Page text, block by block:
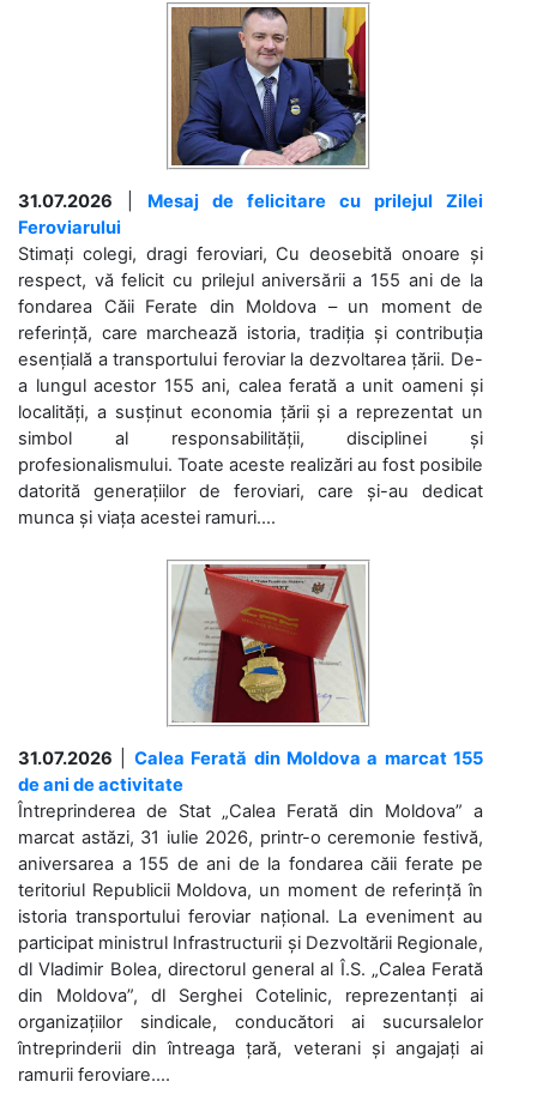
31.07.2026
Mesaj de felicitare cu prilejul Zilei
Feroviarului
Stimați colegi, dragi feroviari, Cu deosebită onoare și
respect, vă felicit cu prilejul aniversării a 155 ani de la
fondarea Căii Ferate din Moldova – un moment de
referință, care marchează istoria, tradiția și contribuția
esențială a transportului feroviar la dezvoltarea țării. De-
a lungul acestor 155 ani, calea ferată a unit oameni și
localități, a susținut economia țării și a reprezentat un
simbol al responsabilității, disciplinei și
profesionalismului. Toate aceste realizări au fost posibile
datorită generațiilor de feroviari, care și-au dedicat
munca și viața acestei ramuri....
31.07.2026
Calea Ferată din Moldova a marcat 155
de ani de activitate
Întreprinderea de Stat „Calea Ferată din Moldova” a
marcat astăzi, 31 iulie 2026, printr-o ceremonie festivă,
aniversarea a 155 de ani de la fondarea căii ferate pe
teritoriul Republicii Moldova, un moment de referință în
istoria transportului feroviar național. La eveniment au
participat ministrul Infrastructurii și Dezvoltării Regionale,
dl Vladimir Bolea, directorul general al Î.S. „Calea Ferată
din Moldova”, dl Serghei Cotelinic, reprezentanți ai
organizațiilor sindicale, conducători ai sucursalelor
întreprinderii din întreaga țară, veterani și angajați ai
ramurii feroviare....